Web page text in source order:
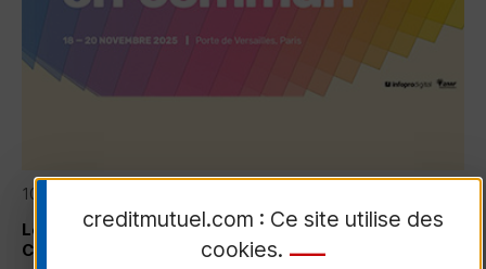
10/11/2025
Le Crédit Mutuel présent au Salon des Maires et des
Collectivités Locales (SMCL)
creditmutuel.com : Ce site utilise des
cookies.